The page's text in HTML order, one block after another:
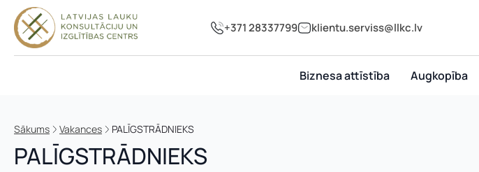
+371 28337799 klientu.serviss@llkc.lv
Biznesa attīstība Augkopība
Sākums Vakances PALĪGSTRĀDNIEKS
PALĪGSTRĀDNIEKS